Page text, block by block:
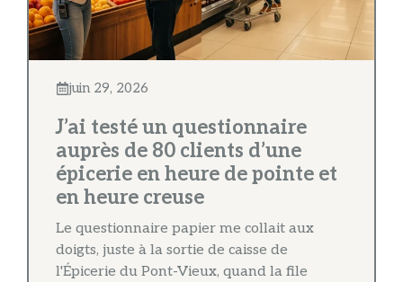
juin 29, 2026
J’ai testé un questionnaire
auprès de 80 clients d’une
épicerie en heure de pointe et
en heure creuse
Le questionnaire papier me collait aux
doigts, juste à la sortie de caisse de
l'Épicerie du Pont-Vieux, quand la file